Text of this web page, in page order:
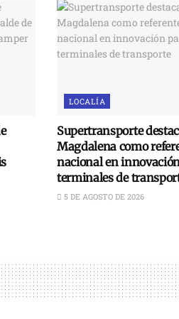
LOCALÍA
Supertransporte
Magdalena como
nacional en
terminales de
5 DE AGOSTO DE 2026